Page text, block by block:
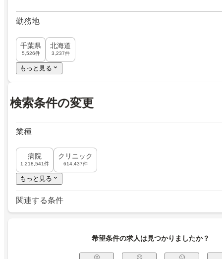
勤務地
千葉県
5,526件
北海道
3,237件
もっと見る
検索条件の変更
業種
病院
1,218,541件
クリニック
614,437件
もっと見る
関連する条件
希望条件の求人は見つかりましたか？